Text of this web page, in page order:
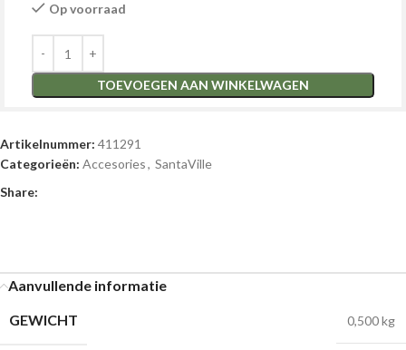
Op voorraad
TOEVOEGEN AAN WINKELWAGEN
Artikelnummer: 411291
Categorieën: Accesories, SantaVille
Share:
Aanvullende informatie
GEWICHT
0,500 kg